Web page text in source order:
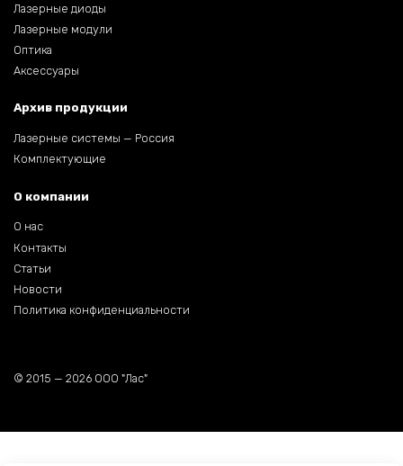
Лазерные диоды
Лазерные модули
Оптика
Аксессуары
Архив продукции
Лазерные системы — Россия
Комплектующие
О компании
О нас
Контакты
Статьи
Новости
Политика конфиденциальности
© 2015 — 2026 ООО "Лас"